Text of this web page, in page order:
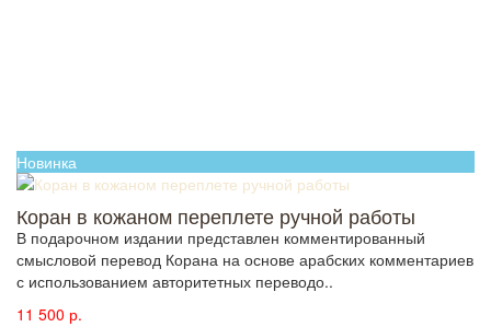
Новинка
Коран в кожаном переплете ручной работы
В подарочном издании представлен комментированный
смысловой перевод Корана на основе арабских комментариев
с использованием авторитетных переводо..
11 500 р.